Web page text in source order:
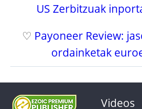
US Zerbitzuak
♡ Payoneer Review:
ordainketak
Videos